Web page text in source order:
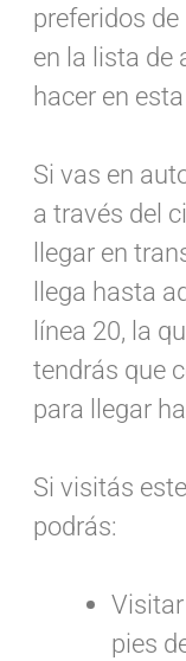
preferidos
en la lista de
hacer en
Si vas en
a través del
llegar en
llega hasta
línea 20, la
tendrás que
para llegar
Si visitás
podrás:
pies